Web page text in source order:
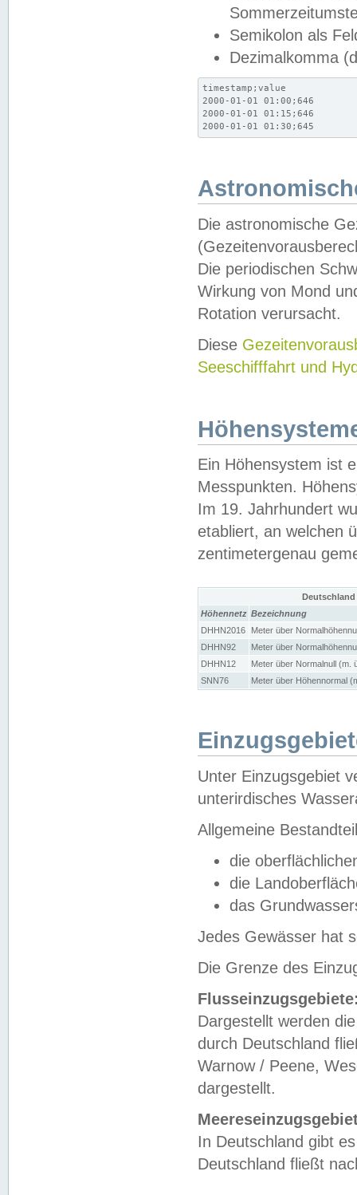
Semikolon als
Dezimalkomma
timestamp;value
2000-01-01 01:00;646
2000-01-01 01:15;646
2000-01-01 01:30;645
Die astronomische
Die periodischen
Wirkung von Mond
Rotation verursacht.
Diese
Seeschifffahrt und
Ein Höhensystem ist
Messpunkten.
Im 19. Jahrhundert
etabliert, an welchen
zentimetergenau
Höhennetz Bezeichnung
DHHN2016
Meter über
DHHN92
Meter über
DHHN12
Meter über Normalnull (m.
SNN76
Meter über Höhennormal
Unter Einzugsgebiet
unterirdisches
Allgemeine
die
die
das
Jedes Gewässer hat
Die Grenze des
Dargestellt werden
durch Deutschland
Warnow / Peene,
dargestellt.
In Deutschland gibt
Deutschland fließt